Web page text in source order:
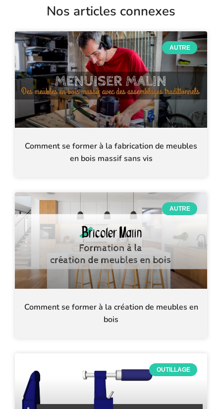
Nos articles connexes
AUTRE
Comment se former à la fabrication de meubles
en bois massif sans vis
AUTRE
Comment se former à la création de meubles en
bois
OUTILLAGE